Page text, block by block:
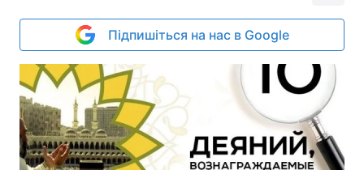
Підпишіться на нас в Google